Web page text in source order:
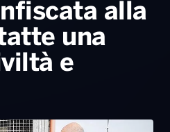
Consiglia
2026
alla
una
e